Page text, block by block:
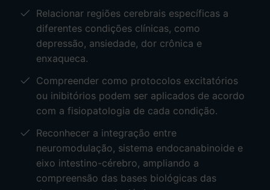
Relacionar regiões cerebrais específicas a
diferentes condições clínicas, como
depressão, ansiedade, dor crônica e
enxaqueca.
Compreender como protocolos excitatórios
ou inibitórios podem ser aplicados de acordo
com a fisiopatologia de cada condição.
Reconhecer a integração entre
neuromodulação, sistema endocanabinoide e
eixo intestino-cérebro, ampliando a
compreensão das bases biológicas das